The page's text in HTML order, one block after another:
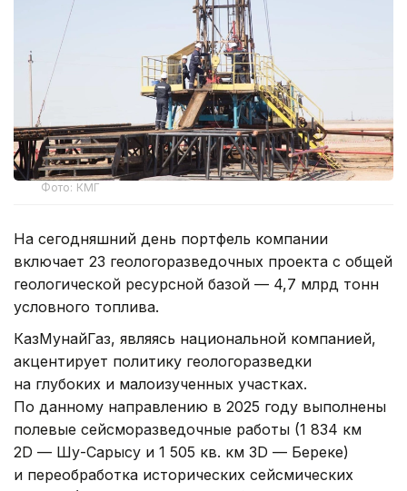
Фото: КМГ
На сегодняшний день портфель компании
включает 23 геологоразведочных проекта с общей
геологической ресурсной базой — 4,7 млрд тонн
условного топлива.
КазМунайГаз, являясь национальной компанией,
акцентирует политику геологоразведки
на глубоких и малоизученных участках.
По данному направлению в 2025 году выполнены
полевые сейсморазведочные работы (1 834 км
2D — Шу-Сарысу и 1 505 кв. км 3D — Береке)
и переобработка исторических сейсмических